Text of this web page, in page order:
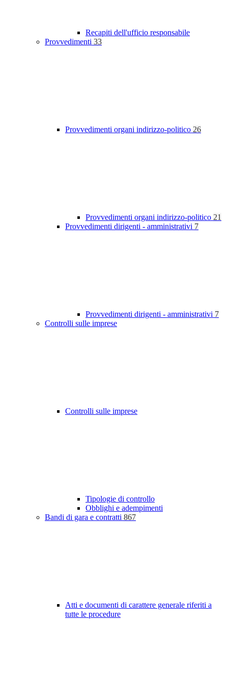
Recapiti dell'ufficio responsabile
Provvedimenti 33
Provvedimenti organi indirizzo-politico 26
Provvedimenti organi indirizzo-politico 21
Provvedimenti dirigenti - amministrativi 7
Provvedimenti dirigenti - amministrativi 7
Controlli sulle imprese
Controlli sulle imprese
Tipologie di controllo
Obblighi e adempimenti
Bandi di gara e contratti 867
Atti e documenti di carattere generale riferiti a
tutte le procedure